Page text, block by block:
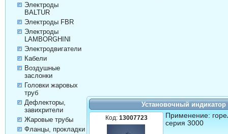
Электроды
BALTUR
Электроды FBR
Электроды
LAMBORGHINI
Электродвигатели
Кабели
Воздушные
заслонки
Головки жаровых
труб
Дефлекторы,
завихрители
Жаровые трубы
Фланцы, прокладки
Установочный индикатор
Код: 13007723
Применение:
серия 3000